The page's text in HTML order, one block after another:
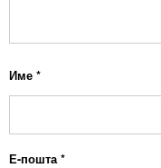
Име *
Е-пошта *